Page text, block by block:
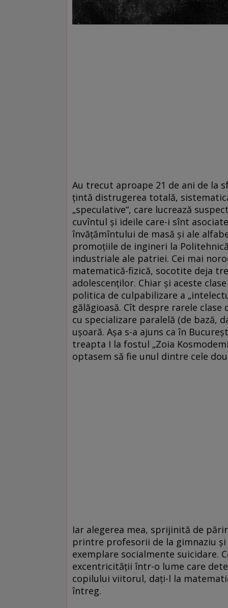
Au trecut aproape 21 de ani de la
ţintă distrugerea totală,
„speculative“, care lucrează
cuvîntul şi ideile care-i sînt
învăţămîntului de masă şi ale
promoţiile de ingineri la
industriale ale patriei. Cei mai
matematică-fizică, socotite deja
adolescenţilor. Chiar şi aceste
politica de culpabilizare a
gălăgioasă. Cît despre rarele
cu specializare paralelă (de bază,
uşoară. Aşa s-a ajuns ca în
treapta I la fostul „Zoia
optasem să fie unul dintre cele
Iar alegerea mea, sprijinită de
printre profesorii de la gimnaziu
exemplare socialmente suicidare.
excentricităţii într-o lume care
copilului viitorul, daţi-l la
întreg.